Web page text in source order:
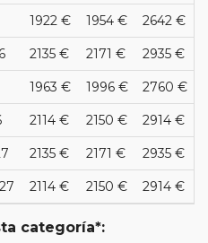
1922 € 1954 € 2642 €
2135 € 2171 € 2935 €
1963 € 1996 € 2760 €
2114 € 2150 € 2914 €
2135 € 2171 € 2935 €
2114 € 2150 € 2914 €
categoría*: